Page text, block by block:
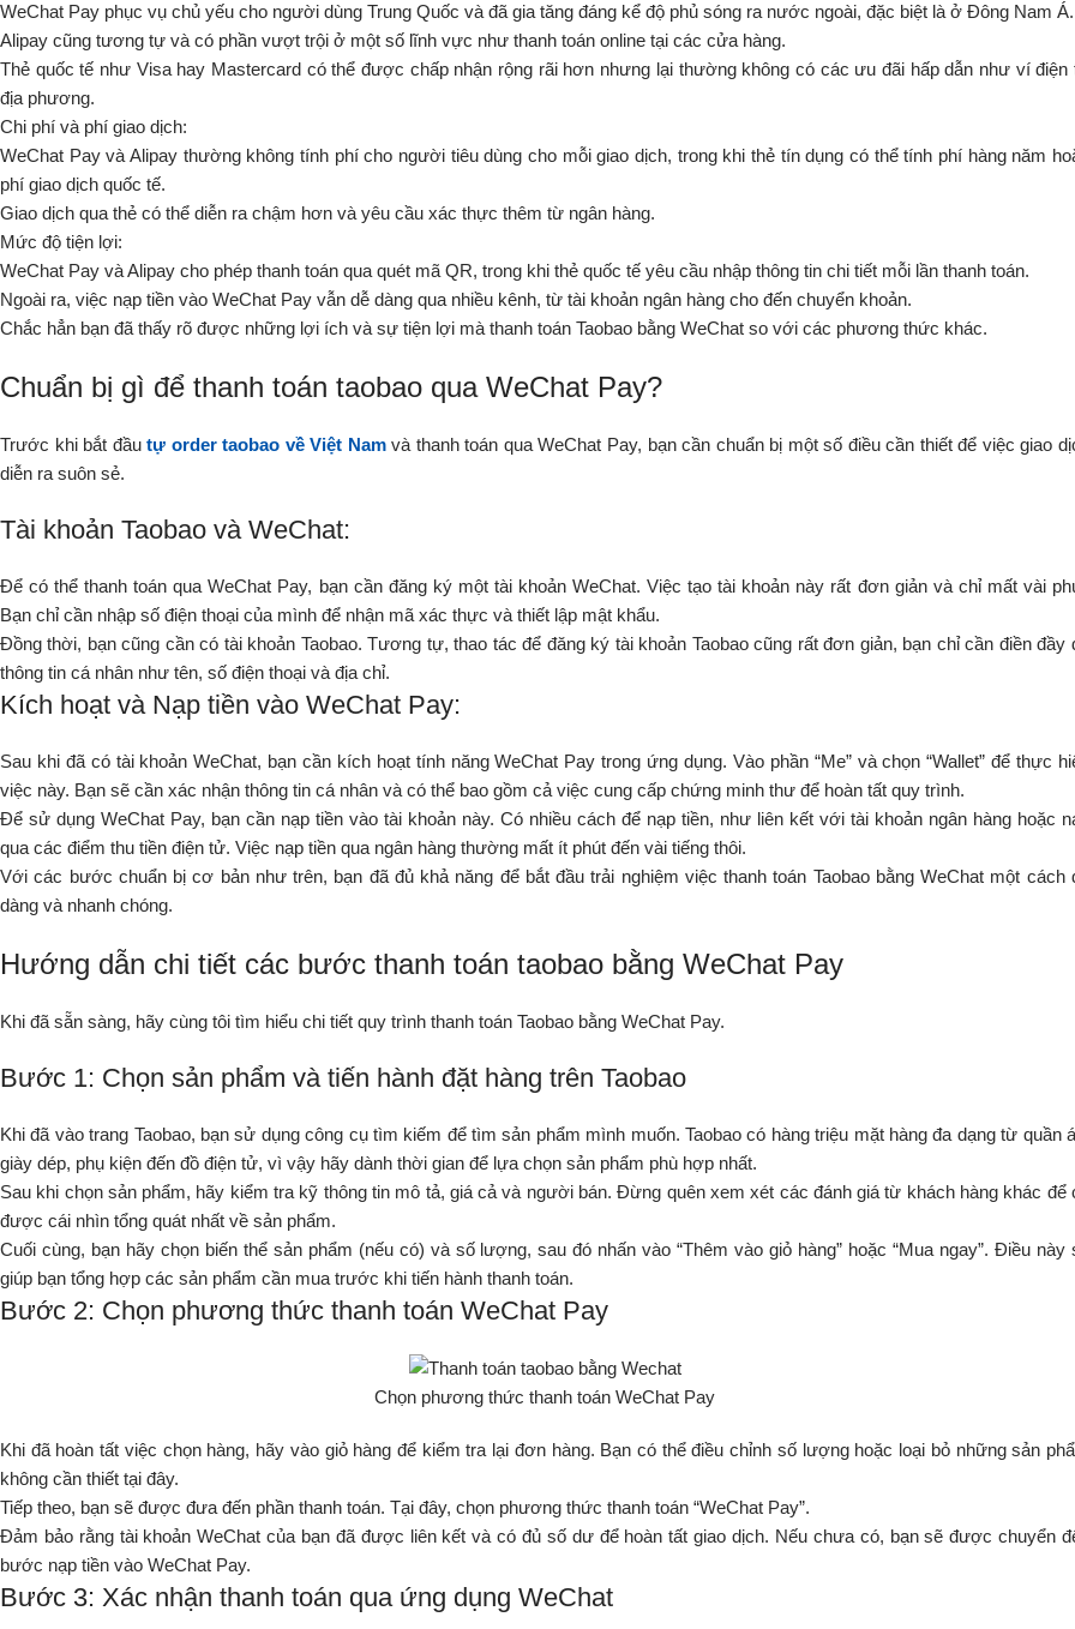
WeChat Pay phục vụ chủ yếu cho người dùng Trung Quốc và đã gia tăng đáng kể độ phủ sóng ra nước ngoài, đặc biệt là ở Đông Nam Á.
Alipay cũng tương tự và có phần vượt trội ở một số lĩnh vực như thanh toán online tại các cửa hàng.
Thẻ quốc tế như Visa hay Mastercard có thể được chấp nhận rộng rãi hơn nhưng lại thường không có các ưu đãi hấp dẫn như ví điện
địa phương.
Chi phí và phí giao dịch:
WeChat Pay và Alipay thường không tính phí cho người tiêu dùng cho mỗi giao dịch, trong khi thẻ tín dụng có thể tính phí hàng năm
phí giao dịch quốc tế.
Giao dịch qua thẻ có thể diễn ra chậm hơn và yêu cầu xác thực thêm từ ngân hàng.
Mức độ tiện lợi:
WeChat Pay và Alipay cho phép thanh toán qua quét mã QR, trong khi thẻ quốc tế yêu cầu nhập thông tin chi tiết mỗi lần thanh toán.
Ngoài ra, việc nạp tiền vào WeChat Pay vẫn dễ dàng qua nhiều kênh, từ tài khoản ngân hàng cho đến chuyển khoản.
Chắc hẳn bạn đã thấy rõ được những lợi ích và sự tiện lợi mà thanh toán Taobao bằng WeChat so với các phương thức khác.
Chuẩn bị gì để thanh toán taobao qua WeChat Pay?
Trước khi bắt đầutự order taobao về Việt Namvà thanh toán qua WeChat Pay, bạn cần chuẩn bị một số điều cần thiết để việc giao
diễn ra suôn sẻ.
Tài khoản Taobao và WeChat:
Để có thể thanh toán qua WeChat Pay, bạn cần đăng ký một tài khoản WeChat. Việc tạo tài khoản này rất đơn giản và chỉ mất vài
Bạn chỉ cần nhập số điện thoại của mình để nhận mã xác thực và thiết lập mật khẩu.
Đồng thời, bạn cũng cần có tài khoản Taobao. Tương tự, thao tác để đăng ký tài khoản Taobao cũng rất đơn giản, bạn chỉ cần điền đầy
thông tin cá nhân như tên, số điện thoại và địa chỉ.
Kích hoạt và Nạp tiền vào WeChat Pay:
Sau khi đã có tài khoản WeChat, bạn cần kích hoạt tính năng WeChat Pay trong ứng dụng. Vào phần “Me” và chọn “Wallet” để thực
việc này. Bạn sẽ cần xác nhận thông tin cá nhân và có thể bao gồm cả việc cung cấp chứng minh thư để hoàn tất quy trình.
Để sử dụng WeChat Pay, bạn cần nạp tiền vào tài khoản này. Có nhiều cách để nạp tiền, như liên kết với tài khoản ngân hàng hoặc
qua các điểm thu tiền điện tử. Việc nạp tiền qua ngân hàng thường mất ít phút đến vài tiếng thôi.
Với các bước chuẩn bị cơ bản như trên, bạn đã đủ khả năng để bắt đầu trải nghiệm việc thanh toán Taobao bằng WeChat một cách
dàng và nhanh chóng.
Hướng dẫn chi tiết các bước thanh toán taobao bằng WeChat Pay
Khi đã sẵn sàng, hãy cùng tôi tìm hiểu chi tiết quy trình thanh toán Taobao bằng WeChat Pay.
Bước 1: Chọn sản phẩm và tiến hành đặt hàng trên Taobao
Khi đã vào trang Taobao, bạn sử dụng công cụ tìm kiếm để tìm sản phẩm mình muốn. Taobao có hàng triệu mặt hàng đa dạng từ quần
giày dép, phụ kiện đến đồ điện tử, vì vậy hãy dành thời gian để lựa chọn sản phẩm phù hợp nhất.
Sau khi chọn sản phẩm, hãy kiểm tra kỹ thông tin mô tả, giá cả và người bán. Đừng quên xem xét các đánh giá từ khách hàng khác để
được cái nhìn tổng quát nhất về sản phẩm.
Cuối cùng, bạn hãy chọn biến thể sản phẩm (nếu có) và số lượng, sau đó nhấn vào “Thêm vào giỏ hàng” hoặc “Mua ngay”. Điều này
giúp bạn tổng hợp các sản phẩm cần mua trước khi tiến hành thanh toán.
Bước 2: Chọn phương thức thanh toán WeChat Pay
Chọn phương thức thanh toán WeChat Pay
Khi đã hoàn tất việc chọn hàng, hãy vào giỏ hàng để kiểm tra lại đơn hàng. Bạn có thể điều chỉnh số lượng hoặc loại bỏ những sản
không cần thiết tại đây.
Tiếp theo, bạn sẽ được đưa đến phần thanh toán. Tại đây, chọn phương thức thanh toán “WeChat Pay”.
Đảm bảo rằng tài khoản WeChat của bạn đã được liên kết và có đủ số dư để hoàn tất giao dịch. Nếu chưa có, bạn sẽ được chuyển
bước nạp tiền vào WeChat Pay.
Bước 3: Xác nhận thanh toán qua ứng dụng WeChat